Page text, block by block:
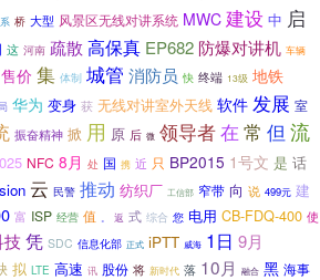
系 桥 大型 风景区无线对讲系统 MWC 建设 中 启
这 河南 疏散高保真 EP682 防爆对讲机 车辆
售价 集 体制 城管 消防员 快 终端 13级 地铁
华为 变身 获 无线对讲室外天线 软件 发展 室
振奋精神 掀 用 原 后 微 领导者在 常 但 流
NFC 8月 处 国 携 近 只 BP2015 1号文 是 话
云 民警 推动 纺织厂 工信部 窄带 向 说 499元 建
富 ISP 经营 值 返 式 综合 您 电用 CB-FDQ-400 使
凭 SDC 信息化部 正式 iPTT 威海 1日 9月
拟 LTE 高速 讯 股份 将 新时代 落 10月 融合 黑 海事